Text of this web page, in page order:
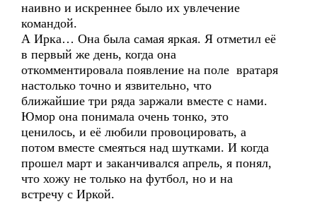
наивно и искреннее было их увлечение
командой.
А Ирка… Она была самая яркая. Я отметил её
в первый же день, когда она
откомментировала появление на поле вратаря
настолько точно и язвительно, что
ближайшие три ряда заржали вместе с нами.
Юмор она понимала очень тонко, это
ценилось, и её любили провоцировать, а
потом вместе смеяться над шутками. И когда
прошел март и заканчивался апрель, я понял,
что хожу не только на футбол, но и на
встречу с Иркой.